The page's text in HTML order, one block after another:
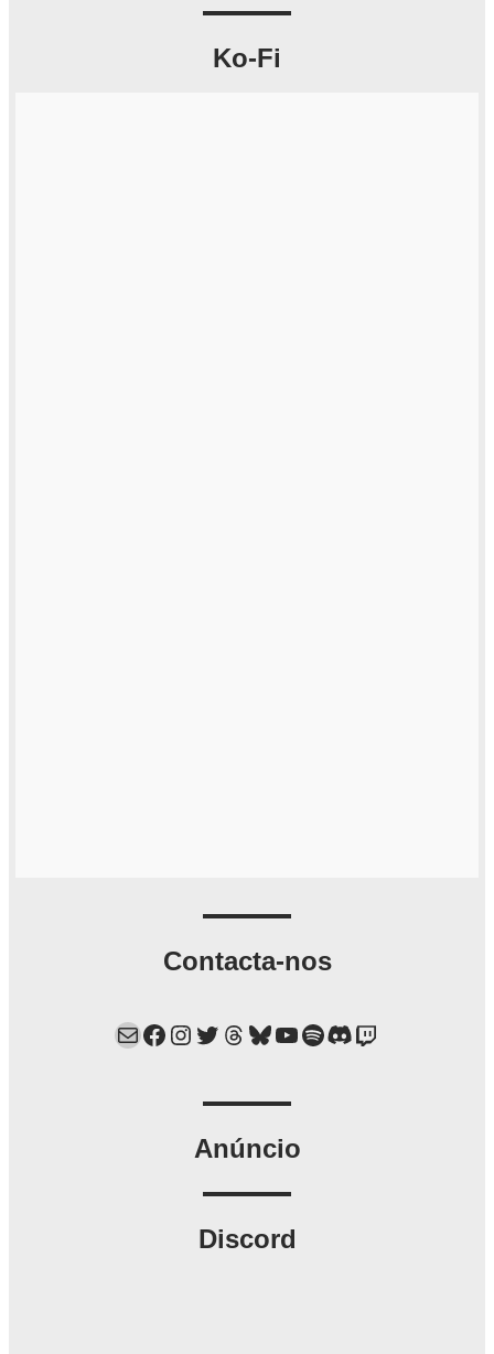
Ko-Fi
Contacta-nos
Mail Facebook Instagram Twitter Threads Bluesky YouTube Spotify Discord Twitch
Anúncio
Discord